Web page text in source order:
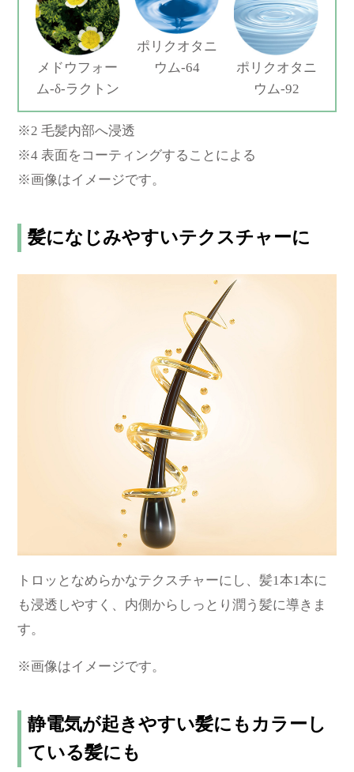
メドウフォー
ム-δ-ラクトン
ポリクオタニ
ウム-64
ポリクオタニ
ウム-92
※2 毛髪内部へ浸透
※4 表面をコーティングすることによる
※画像はイメージです。
髪になじみやすいテクスチャーに
トロッとなめらかなテクスチャーにし、髪1本1本に
も浸透しやすく、内側からしっとり潤う髪に導きま
す。
※画像はイメージです。
静電気が起きやすい髪にもカラーし
ている髪にも